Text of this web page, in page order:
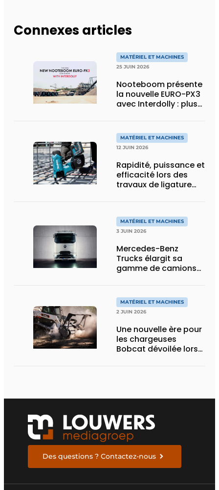
Connexes articles
MATÉRIEL ET MACHINES
25 JUIN 2026
Nooteboom présente
la nouvelle EURO-PX3
avec Interdolly : plus
transport spécial
MATÉRIEL ET MACHINES
12 JUIN 2026
Rapidité, puissance et
efficacité lors des
travaux de ligature
MATÉRIEL ET MACHINES
3 JUIN 2026
Mercedes-Benz
Trucks élargit sa
gamme de camions
eActros Lowliner
MATÉRIEL ET MACHINES
2 JUIN 2026
Une nouvelle ère pour
les chargeuses
Bobcat dévoilée lors
Des questions ? Contactez-nous